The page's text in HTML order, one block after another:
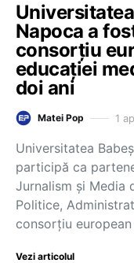
Napoca a
consorțiu
educației
doi ani
Matei Pop 1
Universitatea
participă ca
Jurnalism și Media
Politice,
consorțiu
Vezi articolul